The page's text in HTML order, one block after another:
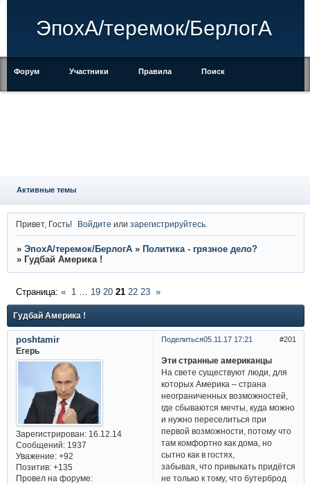
ЭпохА/теремок/БерлогА
Форум Участники Правила Поиск
Активные темы
Привет, Гость! Войдите илизарегистрируйтесь
» ЭпохА/теремок/БерлогА » Политика - грязное дело?
» Гудбай Америка !
Гудбай Америка !
Страница: « 1 … 19 20 21 22 23 »
Поделиться 201
05.11.17 17:21
poshtamir
Егерь
Зарегистрирован: 16.12.14
Сообщений:1937
Уважение: +92
Позитив: +135
Провел на форуме:
Эти странные американцы
На свете существуют люди, для
которых Америка – страна
неограниченных возможностей,
где сбываются мечты, куда можно
и нужно переселиться при
первой возможности, потому что
там комфортно как дома, но
сытно как в гостях,
забывая, что привыкать придётся
не только к тому, что бутерброд